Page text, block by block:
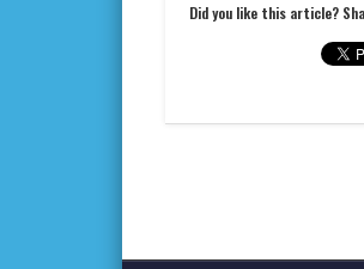
Did you like this article?